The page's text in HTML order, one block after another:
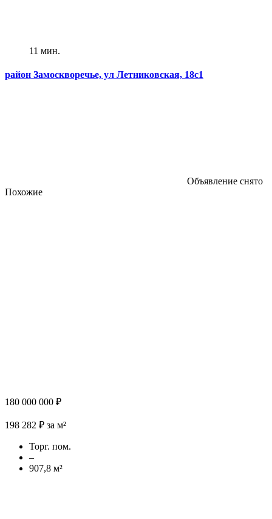
11 мин.
район Замоскворечье, ул Летниковская, 18с1
Объявление снято
Похожие
180 000 000 ₽
198 282 ₽ за м²
Торг. пом.
–
907,8 м²